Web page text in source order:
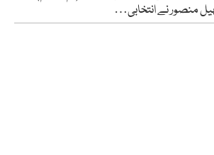
منصور نے انتخابی…